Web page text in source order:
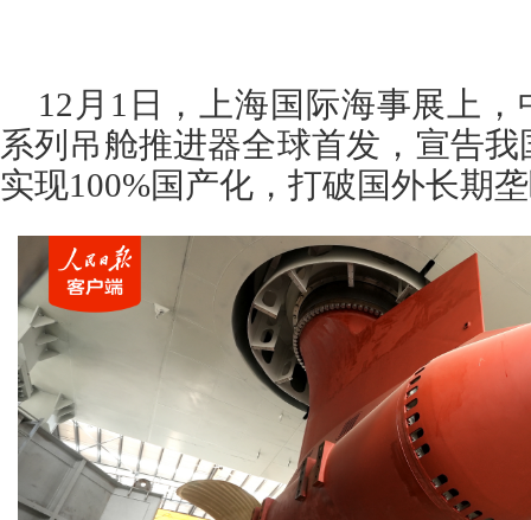
12月1日，上海国际海事展上，
系列吊舱推进器全球首发，宣告
实现100%国产化，打破国外长期